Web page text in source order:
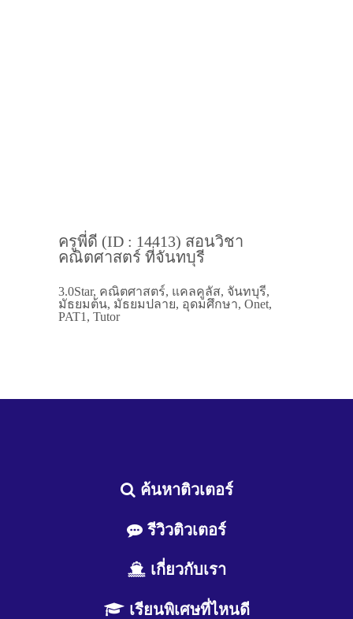
ครูพี่ดี (ID : 14413) สอนวิชา
คณิตศาสตร์ ที่จันทบุรี
3.0Star, คณิตศาสตร์, แคลคูลัส, จันทบุรี,
มัธยมต้น, มัธยมปลาย, อุดมศึกษา, Onet,
PAT1, Tutor
ค้นหาติวเตอร์
รีวิวติวเตอร์
เกี่ยวกับเรา
เรียนพิเศษที่ไหนดี